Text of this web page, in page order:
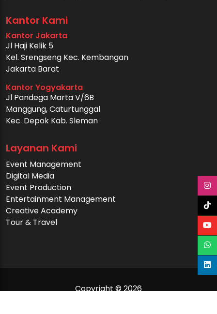
Kantor Kami
Kantor Jakarta
Jl Haji Kelik 5
Kel. Srengseng Kec. Kembangan
Jakarta Barat
Kantor Yogyakarta
Jl Pandega Marta V/6B
Manggung, Caturtunggal
Kec. Depok Kab. Sleman
Layanan Kami
Event Management
Digital Media
Event Production
Entertainment Management
Creative Academy
Tour & Travel
Copyright © 2026